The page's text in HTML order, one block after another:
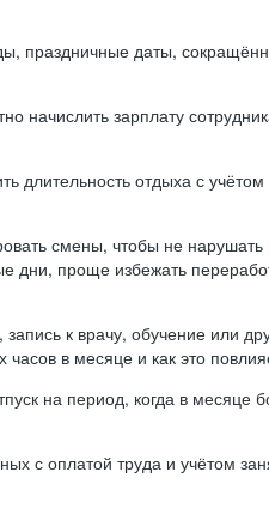
праздничные даты,
начислить зарплату
длительность отдыха с
смены, чтобы не
дни, проще избежать
к врачу, обучение или
в месяце и как это
на период, когда в
с оплатой труда и учётом